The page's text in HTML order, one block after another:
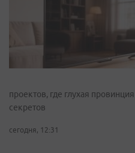
проектов, где глухая
секретов
сегодня, 12:31